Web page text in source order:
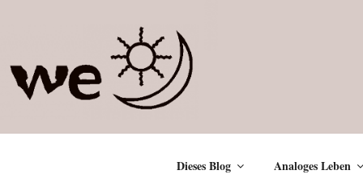
Dieses Blog Analoges Leben